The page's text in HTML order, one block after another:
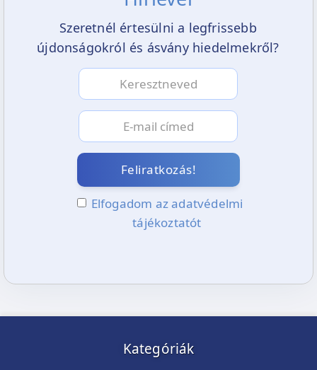
Szeretnél értesülni a legfrissebb
újdonságokról és ásvány hiedelmekről?
Feliratkozás!
Elfogadom az adatvédelmi
tájékoztatót
Kategóriák